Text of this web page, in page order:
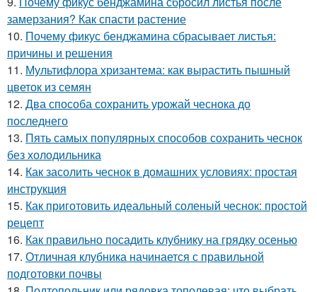
замерзания? Как спасти растение
10. Почему фикус бенджамина сбрасывает листья:
причины и решения
11. Мультифлора хризантема: как вырастить пышный
цветок из семян
12. Два способа сохранить урожай чеснока до
последнего
13. Пять самых популярных способов сохранить чеснок
без холодильника
14. Как засолить чеснок в домашних условиях: простая
инструкция
15. Как приготовить идеальный соленый чеснок: простой
рецепт
16. Как правильно посадить клубнику на грядку осенью
17. Отличная клубника начинается с правильной
подготовки почвы